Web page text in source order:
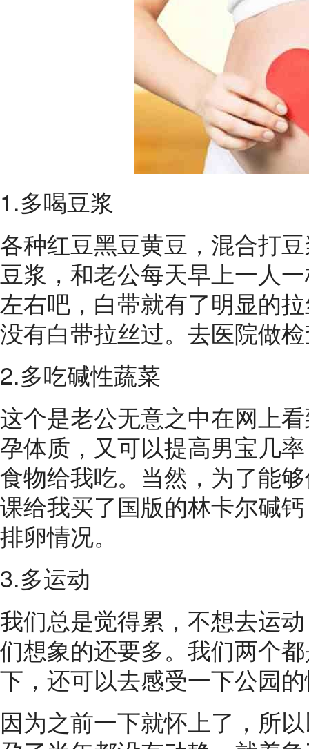
1.多喝豆浆
各种红豆黑豆黄豆，混合打
豆浆，和老公每天早上一人
左右吧，白带就有了明显的
没有白带拉丝过。去医院做
2.多吃碱性蔬菜
这个是老公无意之中在网上
孕体质，又可以提高男宝几
食物给我吃。当然，为了能
课给我买了国版的林卡尔碱
排卵情况。
3.多运动
我们总是觉得累，不想去运
们想象的还要多。我们两个
下，还可以去感受一下公园
因为之前一下就怀上了，所